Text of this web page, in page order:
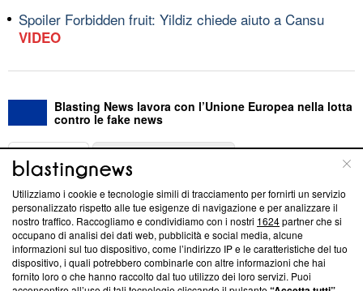
Spoiler Forbidden fruit: Yildiz chiede aiuto a Cansu
VIDEO
Blasting News lavora con l’Unione Europea nella lotta
contro le fake news
ABOUT
Questa sezione offre informazioni trasparenti su Blasting
News, sui nostri processi editoriali e su come ci impegniamo a
creare news di qualità. Inoltre, afferma la nostra aderenza a
‘Trust Project - News with Integrity’Blasting News non è
ancora membro del programma, ma ha richiesto di farne
Utilizziamo i cookie e tecnologie simili di tracciamento per fornirti un servizio
personalizzato rispetto alle tue esigenze di navigazione e per analizzare il
nostro traffico. Raccogliamo e condividiamo con i nostri 1624partner che si
occupano di analisi dei dati web, pubblicità e social media, alcune
informazioni sul tuo dispositivo, come l’indirizzo IP e le caratteristiche del tuo
dispositivo, i quali potrebbero combinarle con altre informazioni che hai
fornito loro o che hanno raccolto dal tuo utilizzo dei loro servizi. Puoi